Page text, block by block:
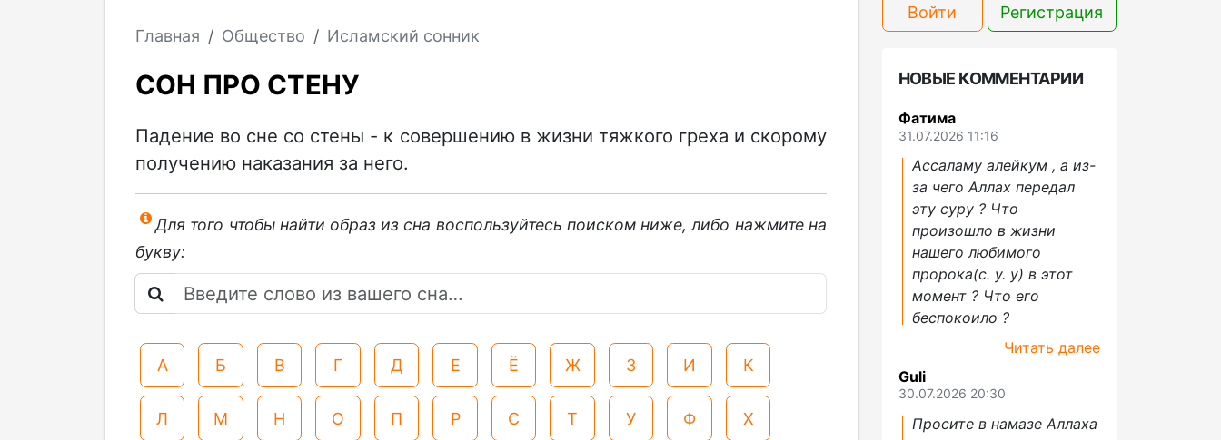
Главная Общество Исламский сонник
СОН ПРО СТЕНУ
Падение во сне со стены - к совершению в жизни тяжкого греха и скорому
получению наказания за него.
Для того чтобы найти образ из сна воспользуйтесь поиском ниже, либо нажмите на
букву:
А Б В Г Д Е Ё Ж З И К
Л М Н О П Р С Т У Ф Х
Войти Регистрация
НОВЫЕ КОММЕНТАРИИ
Фатима
31.07.2026 11:16
Ассаламу алейкум , а из-
за чего Аллах передал
эту суру ? Что
произошло в жизни
нашего любимого
пророка(с. у. у) в этот
момент ? Что его
беспокоило ?
Читать далее
Guli
30.07.2026 20:30
Просите в намазе Аллаха